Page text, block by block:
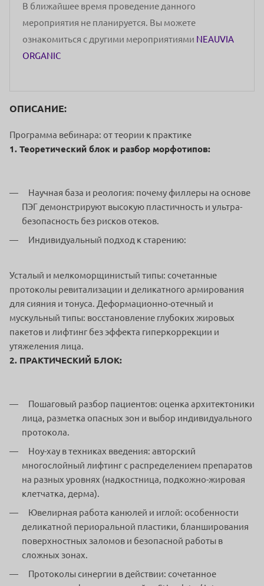
В ближайшее время проведение данного
мероприятия не планируется. Вы можете
ознакомиться с другими мероприятиями NEAUVIA
ORGANIC
ОПИСАНИЕ:
Программа вебинара: от теории к практике
1. Теоретический блок и разбор морфотипов:
Научная база и реология: почему филлеры на основе
ПЭГ демонстрируют высокую пластичность и ультра-
безопасность без рисков отеков.
Индивидуальный подход к старению:
Усталый и мелкоморщинистый типы: сочетанные
протоколы ревитализации и деликатного армирования
для сияния и тонуса. Деформационно-отечный и
мускульный типы: восстановление глубоких жировых
пакетов и лифтинг без эффекта гиперкоррекции и
утяжеления лица.
2. ПРАКТИЧЕСКИЙ БЛОК:
Пошаговый разбор пациентов: оценка архитектоники
лица, разметка опасных зон и выбор индивидуального
протокола.
Ноу-хау в техниках введения: авторский
многослойный лифтинг с распределением препаратов
на разных уровнях (надкостница, подкожно-жировая
клетчатка, дерма).
Ювелирная работа канюлей и иглой: особенности
деликатной периоральной пластики, бланширования
поверхностных заломов и безопасной работы в
сложных зонах.
Протоколы синергии в действии: сочетанное